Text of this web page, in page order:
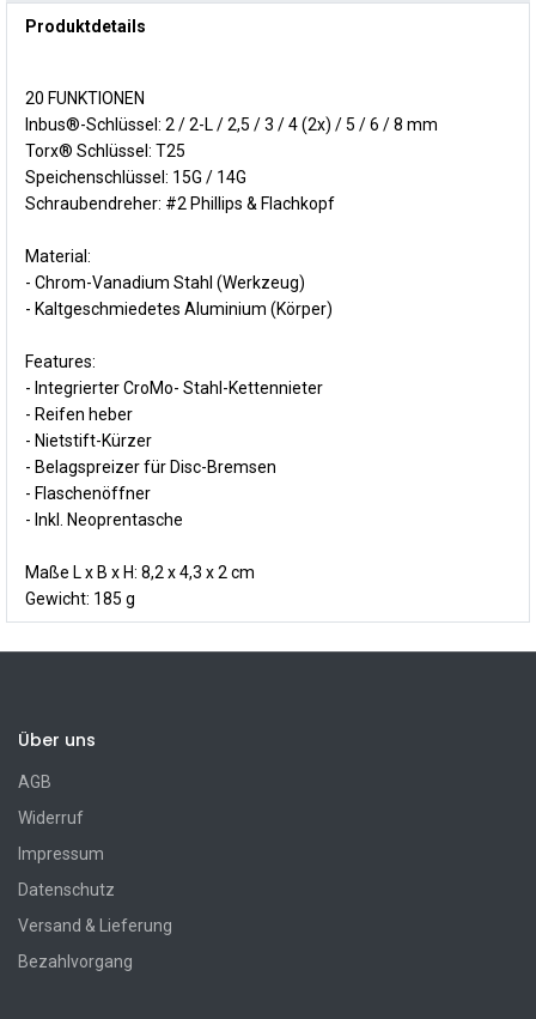
Produktdetails
20 FUNKTIONEN
Inbus®-Schlüssel: 2 / 2-L / 2,5 / 3 / 4 (2x) / 5 / 6 / 8 mm
Torx® Schlüssel: T25
Speichenschlüssel: 15G / 14G
Schraubendreher: #2 Phillips & Flachkopf
Material:
- Chrom-Vanadium Stahl (Werkzeug)
- Kaltgeschmiedetes Aluminium (Körper)
Features:
- Integrierter CroMo- Stahl-Kettennieter
- Reifen heber
- Nietstift-Kürzer
- Belagspreizer für Disc-Bremsen
- Flaschenöffner
- Inkl. Neoprentasche
Maße L x B x H: 8,2 x 4,3 x 2 cm
Gewicht: 185 g
Über uns
AGB
Widerruf
Impressum
Datenschutz
Versand & Lieferung
Bezahlvorgang